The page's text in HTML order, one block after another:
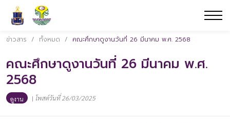
ข่าวสาร / ทั้งหมด / คณะศึกษาดูงานวันที่ 26 มีนาคม พ.ศ. 2568
คณะศึกษาดูงานวันที่ 26 มีนาคม พ.ศ.
2568
ดูงาน | โพสต์วันที่ 26/03/2025